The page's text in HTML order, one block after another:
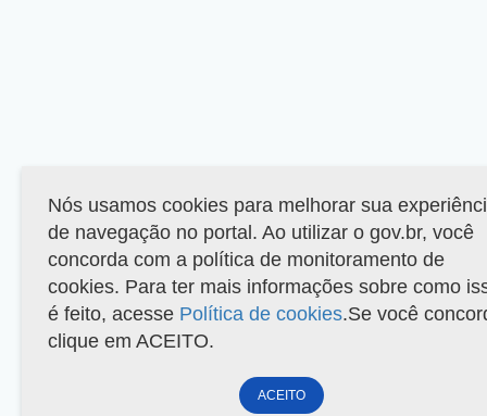
Nós usamos cookies para melhorar sua
de navegação no portal. Ao utilizar o gov.br, você
concorda com a política de monitoramento de
cookies. Para ter mais informações sobre como
é feito, acesse Política de cookies.Se você
clique em ACEITO.
ACEITO